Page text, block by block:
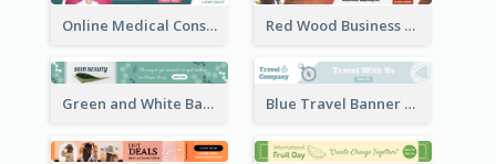
Online Medical Consultation Banner Ad Red Wood Business Banner Ad
Green and White Banner Ad Blue Travel Banner Ad